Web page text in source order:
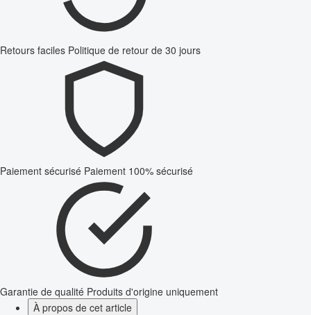
Retours faciles Politique de retour de 30 jours
Paiement sécurisé Paiement 100% sécurisé
Garantie de qualité Produits d'origine uniquement
À propos de cet article